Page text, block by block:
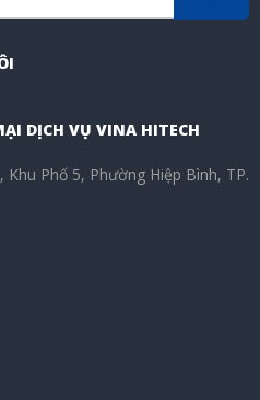
DỊCH VỤ VINA HITECH
Phố 5, Phường Hiệp Bình, TP.